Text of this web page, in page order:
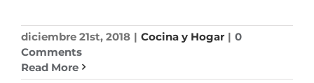
diciembre 21st, 2018 | Cocina y Hogar | 0
Comments
Read More